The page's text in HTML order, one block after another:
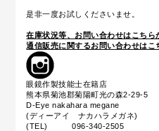
是非一度お試しくださいませ。
在庫状況等、お問い合わせはこちら
通信販売に関するお問い合わせはこ
眼鏡作製技能士在籍店
熊本県菊池郡菊陽町光の森2-29-5
D-Eye nakahara megane
(ディーアイ ナカハラメガネ)
(TEL) 096-340-2505